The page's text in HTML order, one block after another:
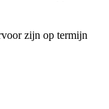
zijn op termijn